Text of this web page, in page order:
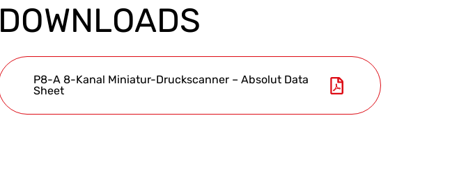
DOWNLOADS
P8-A 8-Kanal Miniatur-Druckscanner – Absolut Data
Sheet